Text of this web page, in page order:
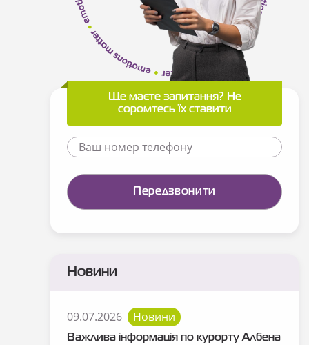
Ще маєте запитання? Не
соромтесь їх ставити
Новини
09.07.2026 Новини
Важлива інформація по курорту Албена